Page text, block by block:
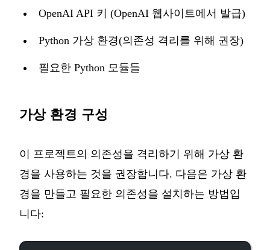
OpenAI API 키 (OpenAI 웹사이트에서 발급)
Python 가상 환경(의존성 격리를 위해 권장)
필요한 Python 모듈들
가상 환경 구성
이 프로젝트의 의존성을 격리하기 위해 가상 환
경을 사용하는 것을 권장합니다. 다음은 가상 환
경을 만들고 필요한 의존성을 설치하는 방법입
니다: